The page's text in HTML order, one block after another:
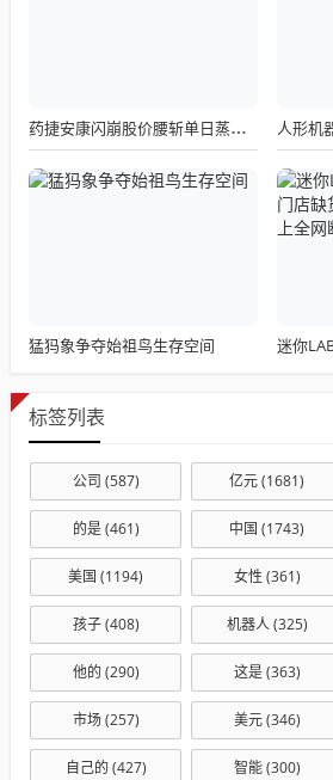
药捷安康闪崩股价腰斩单日蒸发2000亿
猛犸象争夺始祖鸟生存空间
标签列表
公司 (587) 亿元(1681)
的是(461) 中国 (1743)
美国 (1194) 女性 (361)
孩子(408) 机器人(325)
他的 (290) 这是(363)
市场(257) 美元(346)
自己的 (427) 智能(300)